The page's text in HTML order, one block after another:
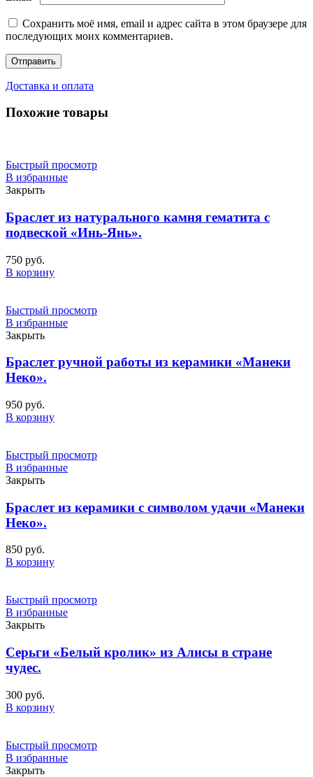
Сохранить моё имя, email и адрес сайта в этом браузере для
последующих моих комментариев.
Доставка и оплата
Похожие товары
Быстрый просмотр
В избранные
Закрыть
Браслет из натурального камня гематита с
подвеской «Инь-Янь».
750 руб.
В корзину
Быстрый просмотр
В избранные
Закрыть
Браслет ручной работы из керамики «Манеки
Неко».
950 руб.
В корзину
Быстрый просмотр
В избранные
Закрыть
Браслет из керамики с символом удачи «Манеки
Неко».
850 руб.
В корзину
Быстрый просмотр
В избранные
Закрыть
Серьги «Белый кролик» из Алисы в стране
чудес.
300 руб.
В корзину
Быстрый просмотр
В избранные
Закрыть